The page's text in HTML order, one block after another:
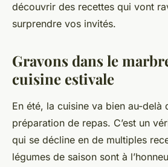
découvrir des recettes qui vont
surprendre vos invités.
Gravons dans le
cuisine estivale
En été, la cuisine va bien au-delà
préparation de repas. C’est un
qui se décline en de multiples
légumes de saison sont à